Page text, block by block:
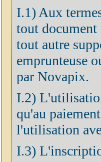
I.1) Aux
tout document
tout autre
emprunteuse
par Novapix.
I.2)
qu'au
l'utilisation
I.3)